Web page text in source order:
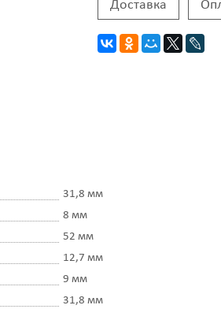
Доставка
31,8 мм
8 мм
52 мм
12,7 мм
9 мм
31,8 мм